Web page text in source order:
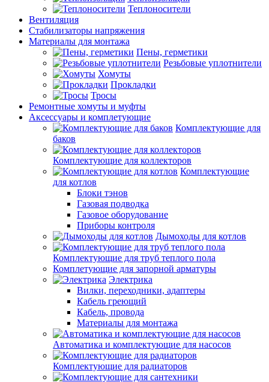
Теплоносители
Вентиляция
Стабилизаторы напряжения
Материалы для монтажа
Пены, герметики
Резьбовые уплотнители
Хомуты
Прокладки
Тросы
Ремонтные хомуты и муфты
Аксессуары и комплетующие
Комплектующие для
баков
Комплектующие для коллекторов
Комплектующие
для котлов
Блоки тэнов
Газовая подводка
Газовое оборудование
Приборы контроля
Дымоходы для котлов
Комплектующие для труб теплого пола
Комплетующие для запорной арматуры
Электрика
Вилки, переходники, адаптеры
Кабель греющий
Кабель, провода
Материалы для монтажа
Автоматика и комплектующие для насосов
Комплектующие для радиаторов